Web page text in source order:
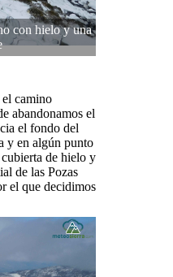
con hielo y una
el camino
abandonamos el
el fondo del
y en algún punto
de hielo y
de las Pozas
el que decidimos